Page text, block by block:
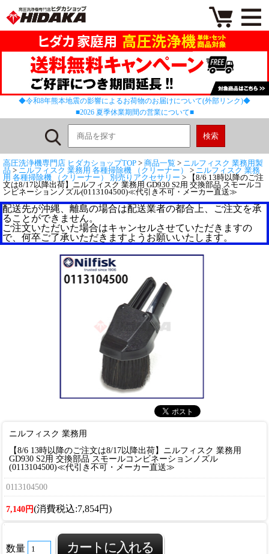
◆令和8年熊本地震の影響によるお荷物のお届けについて(外部リンク)◆
■2026 夏季休業期間の営業について■
高圧洗浄機専門店 ヒダカショップTOP > 商品一覧 > ニルフィスク 業務用製
品 > ニルフィスク 業務用 各種掃除機 （クリーナー） > ニルフィスク 業務
用 各種掃除機 （クリーナー） 別売りアクセサリー > 【8/6 13時以降のご注
文は8/17以降出荷】ニルフィスク 業務用 GD930 S2用 交換部品 スモールコ
ンビネーションノズル(0113104500)≪代引き不可・メーカー直送≫
配送先が沖縄、離島の場合は配送業者の都合上、ご注文を承
ることができません。
ご注文いただいた場合はキャンセルさせていただきますの
で、何卒ご了承いただきますようお願いいたします。
ニルフィスク 業務用
【8/6 13時以降のご注文は8/17以降出荷】ニルフィスク 業務用
GD930 S2用 交換部品 スモールコンビネーションノズル
(0113104500)≪代引き不可・メーカー直送≫
0113104500
7,140円(消費税込:7,854円)
数量